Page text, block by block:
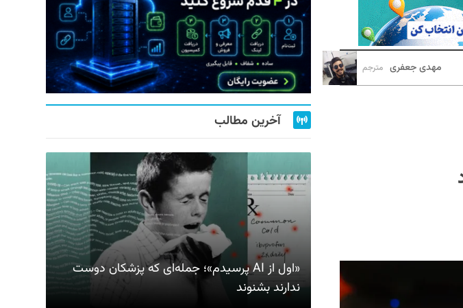
مهدی جعفری مترجم
آخرین مطالب
«اول از AI پرسیدم»؛ جمله‌ای که پزشکان دوست
ندارند بشنوند